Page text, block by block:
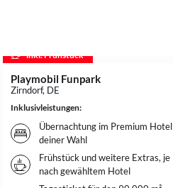
inkl. Frühstück
Playmobil Funpark
Zirndorf, DE
Inklusivleistungen:
Übernachtung im Premium Hotel
deiner Wahl
Frühstück und weitere Extras, je
nach gewähltem Hotel